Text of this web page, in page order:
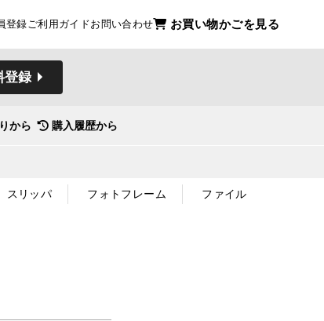
登録ご利用ガイドお問い合わせ お買い物かごを見る
登録
から 購入履歴から
スリッパ フォトフレーム ファイル